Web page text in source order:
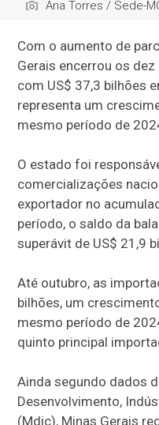
Ana Torres / Sede-
Com o aumento de
Gerais encerrou os
com US$ 37,3 bilhões
representa um
mesmo período de
O estado foi
comercializações
exportador no
período, o saldo da
superávit de US$ 21,9
Até outubro, as
bilhões, um
mesmo período de
quinto principal
Ainda segundo dados
Desenvolvimento,
(Mdic), Minas Gerais